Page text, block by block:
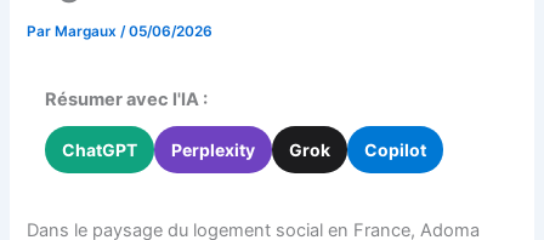
ParMargaux /05/06/2026
Résumer avec l'IA :
ChatGPT Perplexity Grok Copilot
Dans le paysage du logement social en France, Adoma